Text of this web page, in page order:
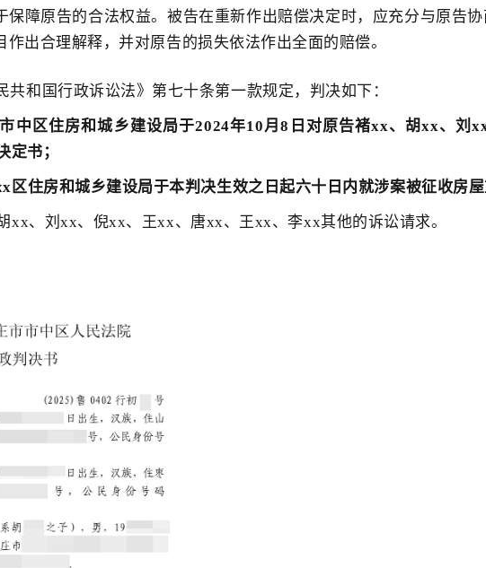
保障原告的合法权益。被告在重新作出赔偿决定时，应充分与原告
出合理解释，并对原告的损失依法作出全面的赔偿。
共和国行政诉讼法》第七十条第一款规定，判决如下：
中区住房和城乡建设局于2024年10月8日对原告褚xx、胡xx、刘
定书；
区住房和城乡建设局于本判决生效之日起六十日内就涉案被征收房屋
xx、刘xx、倪xx、王xx、唐xx、王xx、李xx其他的诉讼请求。